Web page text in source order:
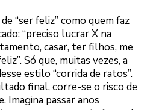
“ser feliz” como quem faz
“preciso lucrar X na
casar, ter filhos, me
Só que, muitas vezes, a
estilo “corrida de ratos”.
final, corre-se o risco de
Imagina passar anos